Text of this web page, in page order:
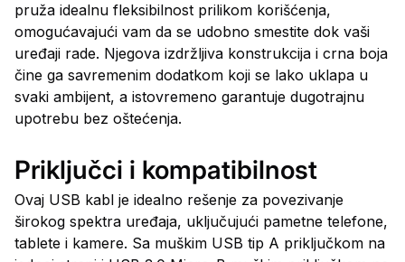
pruža idealnu fleksibilnost prilikom korišćenja,
omogućavajući vam da se udobno smestite dok vaši
uređaji rade. Njegova izdržljiva konstrukcija i crna boja
čine ga savremenim dodatkom koji se lako uklapa u
svaki ambijent, a istovremeno garantuje dugotrajnu
upotrebu bez oštećenja.
Priključci i kompatibilnost
Ovaj USB kabl je idealno rešenje za povezivanje
širokog spektra uređaja, uključujući pametne telefone,
tablete i kamere. Sa muškim USB tip A priključkom na